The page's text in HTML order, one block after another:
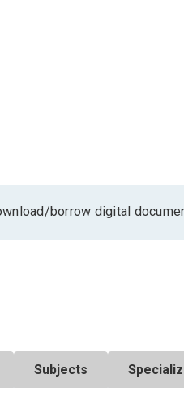
borrow digital
Subjects